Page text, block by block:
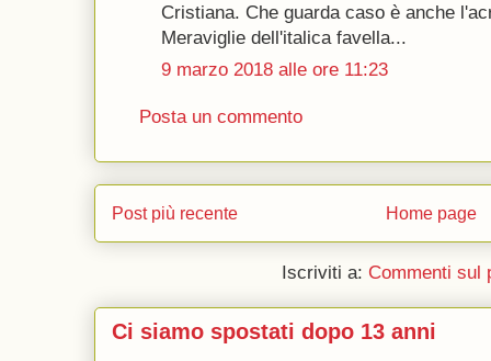
Cristiana. Che guarda caso è anche
Meraviglie dell'italica favella...
9 marzo 2018 alle ore 11:23
Posta un commento
Post più recente Home page
Iscriviti a: Commenti sul
Ci siamo spostati dopo 13 anni